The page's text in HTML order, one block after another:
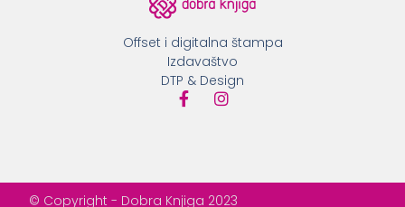
Offset i digitalna štampa
Izdavaštvo
DTP & Design
© Copyright - Dobra Knjiga 2023